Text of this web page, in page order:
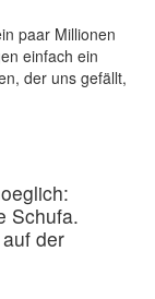
paar Millionen
einfach ein
der uns gefällt,
Schufa.
der